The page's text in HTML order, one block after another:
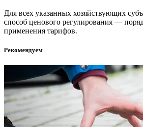
Для всех указанных хозяйствующих
способ ценового регулирования —
применения тарифов.
Рекомендуем